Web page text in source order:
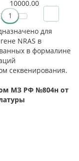
10000.00
для
NRAS в
в формалине
секвенирования.
МЗ РФ №804н от